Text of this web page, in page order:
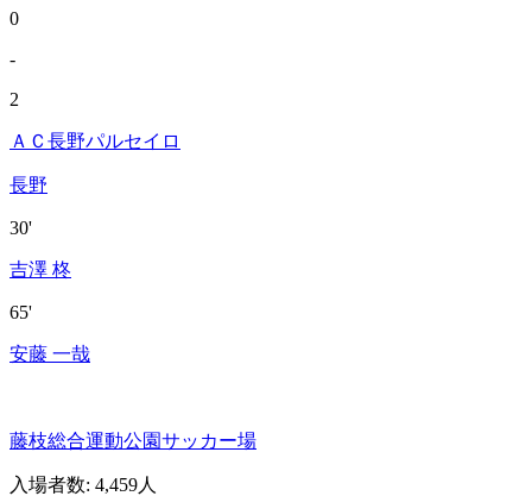
0
-
2
ＡＣ長野パルセイロ
長野
30'
吉澤 柊
65'
安藤 一哉
藤枝総合運動公園サッカー場
入場者数: 4,459人